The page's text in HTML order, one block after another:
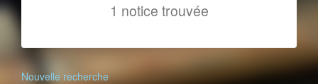
1 notice trouvée
Nouvelle recherche